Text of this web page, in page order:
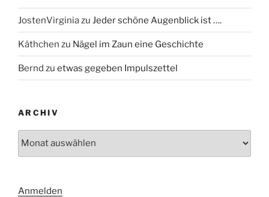
JostenVirginiazu Jeder schöne Augenblick ist ….
Käthchen zu Nägel im Zaun eine Geschichte
Bernd zu etwas gegeben Impulszettel
ARCHIV
Anmelden